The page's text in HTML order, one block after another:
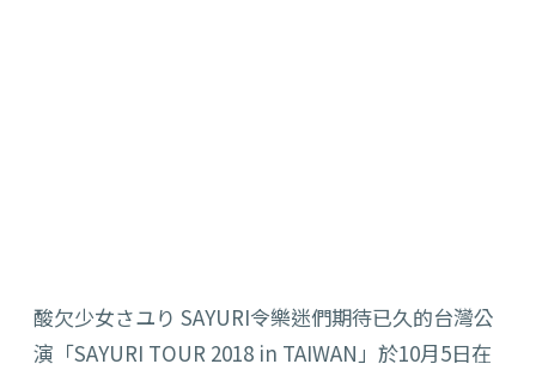
酸欠少女さユり SAYURI令樂迷們期待已久的台灣公
演「SAYURI TOUR 2018 in TAIWAN」於10月5日在